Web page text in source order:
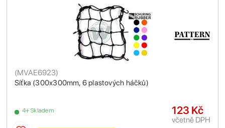
Síťka (300x300mm, 6 plastových háčků)
(MVAE6923)
4+ Skladem 123 Kč
včetně DPH